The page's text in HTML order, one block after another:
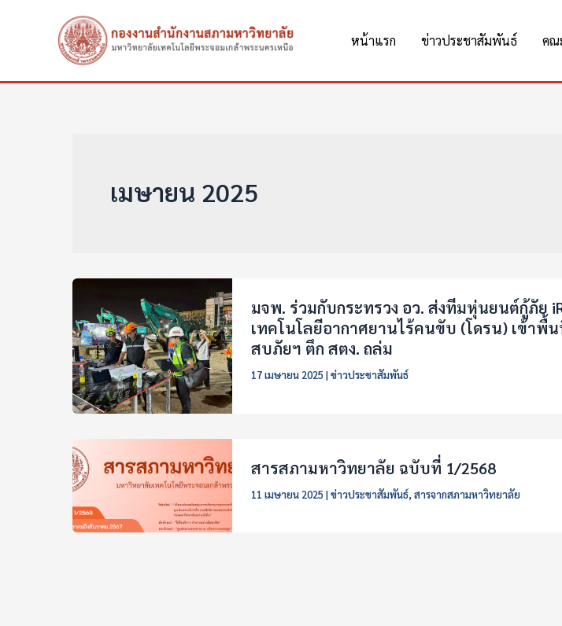
หน้าแรก ข่าวประชาสัมพันธ์ คณ
เมษายน 2025
มจพ. ร่วมกับกระทรวง อว. ส่งทีมหุ่นยนต์กู้ภัย
เทคโนโลยีอากาศยานไร้คนขับ (โดรน) เข้าพื้
สบภัยฯ ตึก สตง. ถล่ม
17 เมษายน 2025|ข่าวประชาสัมพันธ์
สารสภามหาวิทยาลัย ฉบับที่ 1/2568
11 เมษายน 2025|ข่าวประชาสัมพันธ์, สารจากสภามหาวิทยาลัย